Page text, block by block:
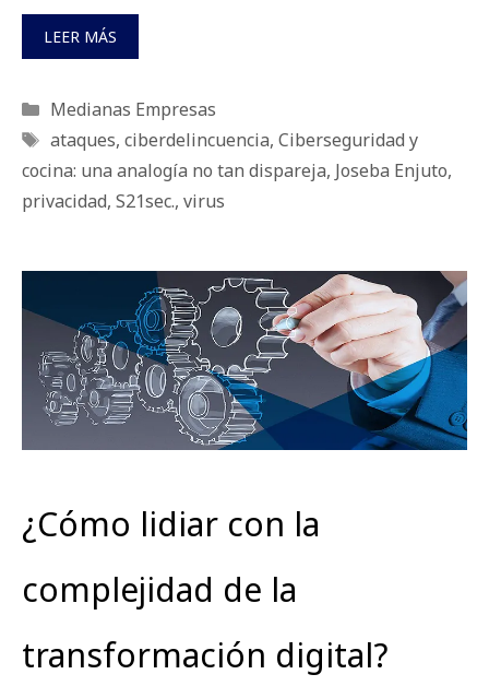
LEER MÁS
Categorías
Medianas Empresas
Etiquetas
ataques, ciberdelincuencia, Ciberseguridad y
cocina: una analogía no tan dispareja, Joseba Enjuto,
privacidad, S21sec., virus
¿Cómo lidiar con la
complejidad de la
transformación digital?